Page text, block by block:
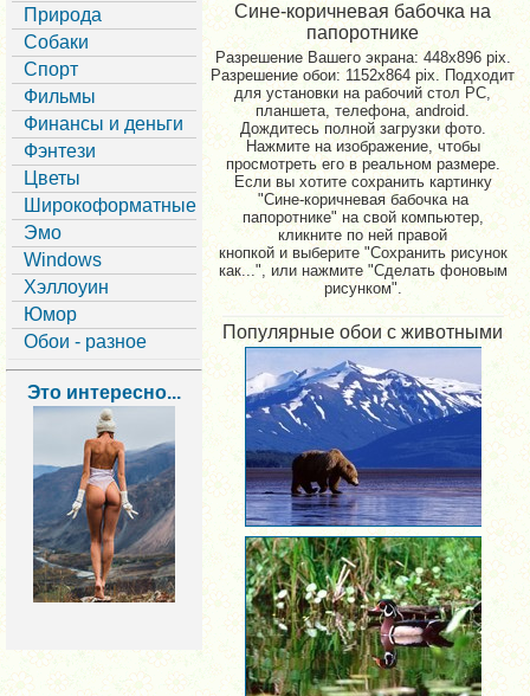
Природа
Собаки
Спорт
Фильмы
Финансы и деньги
Фэнтези
Цветы
Широкоформатные
Эмо
Windows
Хэллоуин
Юмор
Обои - разное
Это интересно...
Сине-коричневая бабочка на
папоротнике
Разрешение Вашего экрана:448x896 pix.
Разрешение обои: 1152x864 pix. Подходит
для установки на рабочий стол PC,
планшета, телефона, android.
Дождитесь полной загрузки фото.
Нажмите на изображение, чтобы
просмотреть его в реальном размере.
Если вы хотите сохранить картинку
"Сине-коричневая бабочка на
папоротнике" на свой компьютер,
кликните по ней правой
кнопкой и выберите "Сохранить рисунок
как...", или нажмите "Сделать фоновым
рисунком".
Популярные обои с животными